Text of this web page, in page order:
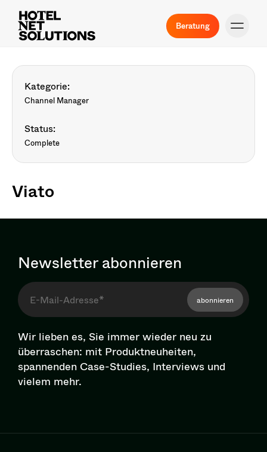
Beratung
Kategorie:
Channel Manager
Status:
Complete
Viato
Newsletter abonnieren
abonnieren
Wir lieben es, Sie immer wieder neu zu
überraschen: mit Pro­dukt­neu­hei­ten,
spannenden Case-Studies, Interviews und
vielem mehr.